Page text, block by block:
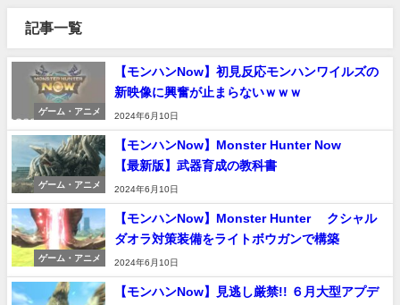
記事一覧
ゲーム・アニメ
【モンハンNow】初見反応モンハンワイルズの
新映像に興奮が止まらないｗｗｗ
2024年6月10日
ゲーム・アニメ
【モンハンNow】Monster Hunter Now
【最新版】武器育成の教科書
2024年6月10日
ゲーム・アニメ
【モンハンNow】Monster Hunter クシャル
ダオラ対策装備をライトボウガンで構築
2024年6月10日
【モンハンNow】見逃し厳禁!! ６月大型アプデ